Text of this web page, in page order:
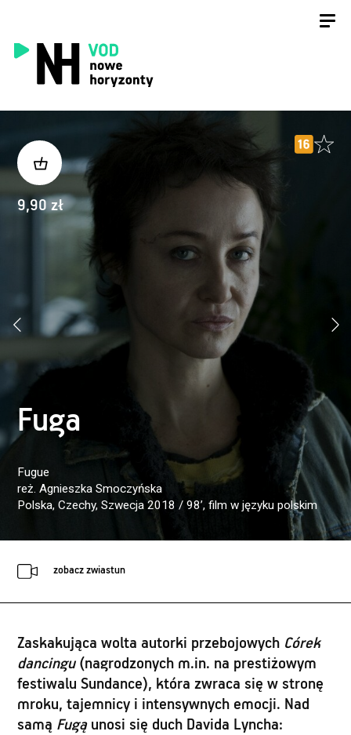
9,90 zł
Fuga
Fugue
reż. Agnieszka Smoczyńska
Polska, Czechy, Szwecja 2018 / 98’, film w języku polskim
zobacz zwiastun
Zaskakująca wolta autorki przebojowych Córek
dancingu(nagrodzonych m.in. na prestiżowym
festiwalu Sundance), która zwraca się w stronę
mroku, tajemnicy i intensywnych emocji. Nad
samą Fugąunosi się duch Davida Lyncha: